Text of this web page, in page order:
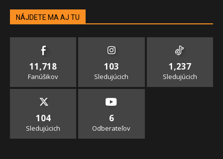
NÁJDETE MA AJ TU
11,718
Fanúšikov
103
Sledujúcich
1,237
Sledujúcich
104
Sledujúcich
6
Odberateľov